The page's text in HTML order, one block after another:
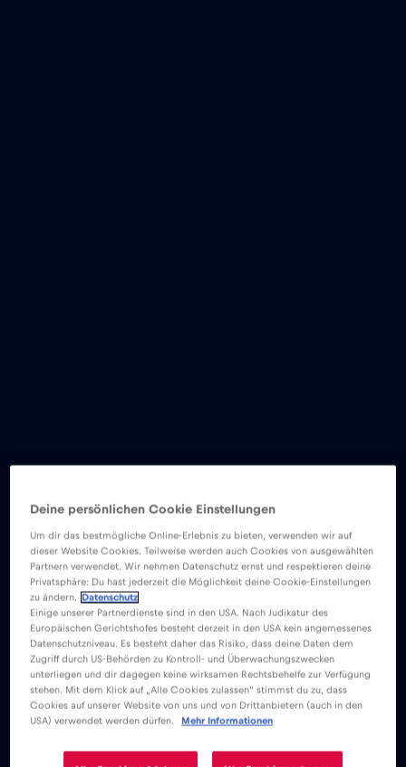
Deine persönlichen Cookie Einstellungen
Um dir das bestmögliche Online-Erlebnis zu bieten, verwenden wir auf
dieser Website Cookies. Teilweise werden auch Cookies von ausgewählten
Partnern verwendet. Wir nehmen Datenschutz ernst und respektieren deine
Privatsphäre: Du hast jederzeit die Möglichkeit deine Cookie-Einstellungen
zu ändern.
Datenschutz
Einige unserer Partnerdienste sind in den USA. Nach Judikatur des
Europäischen Gerichtshofes besteht derzeit in den USA kein angemessenes
Datenschutzniveau. Es besteht daher das Risiko, dass deine Daten dem
Zugriff durch US-Behörden zu Kontroll- und Überwachungszwecken
unterliegen und dir dagegen keine wirksamen Rechtsbehelfe zur Verfügung
stehen. Mit dem Klick auf „Alle Cookies zulassen“ stimmst du zu, dass
Cookies auf unserer Website von uns und von Drittanbietern (auch in den
USA) verwendet werden dürfen.
Mehr Informationen